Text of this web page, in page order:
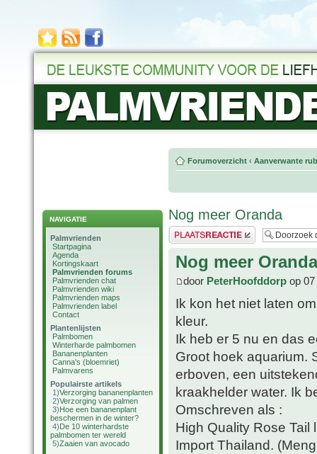
NAVIGATIE
Palmvrienden
Startpagina
Agenda
Kortingskaart
Palmvrienden forums
Palmvrienden chat
Palmvrienden wiki
Palmvrienden maps
Palmvrienden label
Contact
Plantenlijsten
Palmbomen
Winterharde palmbomen
Bananenplanten
Canna's (bloemriet)
Palmvarens
Populairste artikels
1)Verzorging bananenplanten
2)Verzorging van palmen
3)Hoe een bananenplant
beschermen in de winter?
4)De 10 winterhardste
palmbomen ter wereld
5)Zaaien van avocado
Forumoverzicht ‹ Aanverwante
Nog meer Oranda
Plaats een reactie
Nog meer Oranda
door PeterHoofddorp op
Ik kon het niet laten
kleur.
Ik heb er 5 nu en das
Groot hoek aquarium.
erboven, een
kraakhelder water. Ik
Omschreven als :
High Quality Rose Tail
Import Thailand.